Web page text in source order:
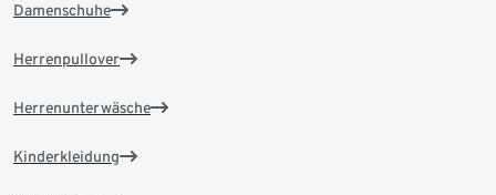
Damenschuhe
Herrenpullover
Herrenunterwäsche
Kinderkleidung